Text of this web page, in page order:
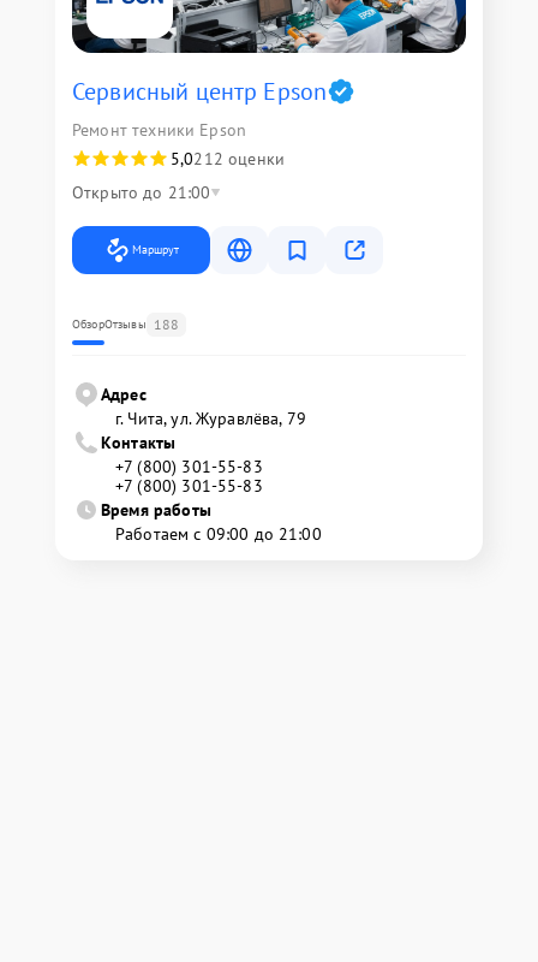
Сервисный центр Epson
Ремонт техники Epson
5,0212 оценки
Открыто до 21:00
Маршрут
ОбзорОтзывы 188
Адрес
г. Чита, ул. Журавлёва, 79
Контакты
+7 (800) 301-55-83
+7 (800) 301-55-83
Время работы
Работаем с 09:00 до 21:00